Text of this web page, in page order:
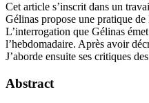
Cet article s’inscrit dans un
Gélinas propose une pratique
L’interrogation que Gélinas
l’hebdomadaire. Après avoir
J’aborde ensuite ses critiques
Abstract